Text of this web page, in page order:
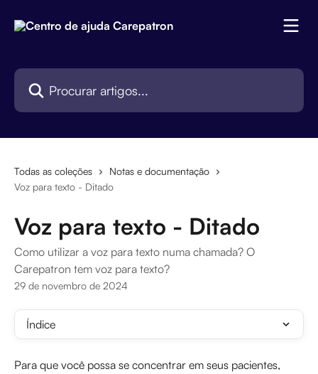
Procurar artigos...
Todas as coleções
Notas e documentação
Voz para texto - Ditado
Voz para texto - Ditado
Como utilizar a voz para texto numa chamada? O
Carepatron tem voz para texto?
29 de novembro de 2024
Índice
Para que você possa se concentrar em seus pacientes,